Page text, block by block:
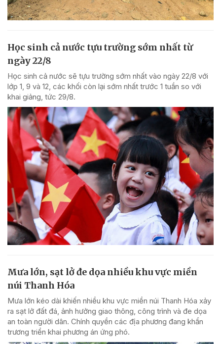
Học sinh cả nước tựu trường sớm nhất từ
ngày 22/8
Học sinh cả nước sẽ tựu trường sớm nhất vào ngày 22/8 với
lớp 1, 9 và 12, các khối còn lại sớm nhất trước 1 tuần so với
khai giảng, tức 29/8.
Mưa lớn, sạt lở đe dọa nhiều khu vực miền
núi Thanh Hóa
Mưa lớn kéo dài khiến nhiều khu vực miền núi Thanh Hóa xảy
ra sạt lở đất đá, ảnh hưởng giao thông, công trình và đe dọa
an toàn người dân. Chính quyền các địa phương đang khẩn
trương triển khai phương án ứng phó.